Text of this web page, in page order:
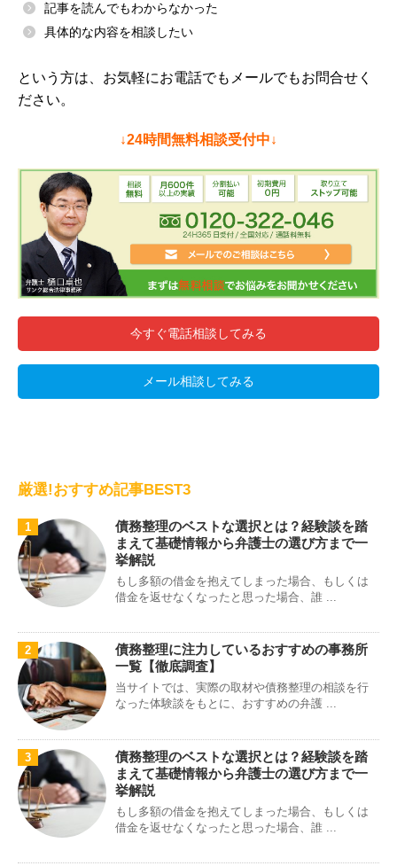
記事を読んでもわからなかった
具体的な内容を相談したい
という方は、お気軽にお電話でもメールでもお問合せく
ださい。
↓24時間無料相談受付中↓
今すぐ電話相談してみる
メール相談してみる
厳選!おすすめ記事BEST3
1
債務整理のベストな選択とは？経験談を踏
まえて基礎情報から弁護士の選び方まで一
挙解説
もし多額の借金を抱えてしまった場合、もしくは
借金を返せなくなったと思った場合、誰 ...
2
債務整理に注力しているおすすめの事務所
一覧【徹底調査】
当サイトでは、実際の取材や債務整理の相談を行
なった体験談をもとに、おすすめの弁護 ...
3
債務整理のベストな選択とは？経験談を踏
まえて基礎情報から弁護士の選び方まで一
挙解説
もし多額の借金を抱えてしまった場合、もしくは
借金を返せなくなったと思った場合、誰 ...